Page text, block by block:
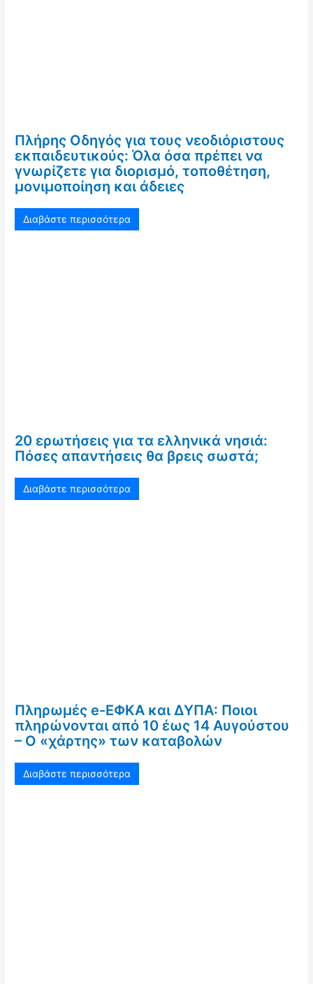
Πλήρης Οδηγός για τους νεοδιόριστους
εκπαιδευτικούς: Όλα όσα πρέπει να
γνωρίζετε για διορισμό, τοποθέτηση,
μονιμοποίηση και άδειες
Διαβάστε περισσότερα
20 ερωτήσεις για τα ελληνικά νησιά:
Πόσες απαντήσεις θα βρεις σωστά;
Διαβάστε περισσότερα
Πληρωμές e-ΕΦΚΑ και ΔΥΠΑ: Ποιοι
πληρώνονται από 10 έως 14 Αυγούστου
– Ο «χάρτης» των καταβολών
Διαβάστε περισσότερα